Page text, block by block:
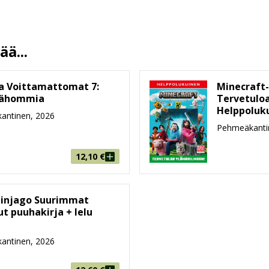
196g
6-8, 9-99
Voittamattomat 7:
2026
12,10 €
Suurimmat
puuhakirja + lelu
2026